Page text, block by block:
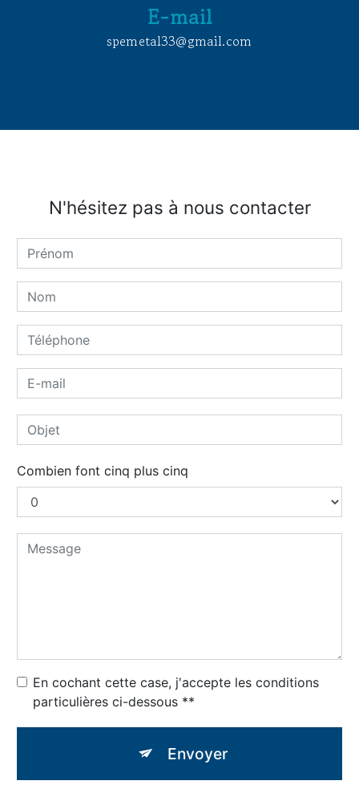
E-mail
spemetal33@gmail.com
N'hésitez pas à nous contacter
Combien font cinq plus cinq
En cochant cette case, j'accepte les conditions
particulières ci-dessous **
Envoyer